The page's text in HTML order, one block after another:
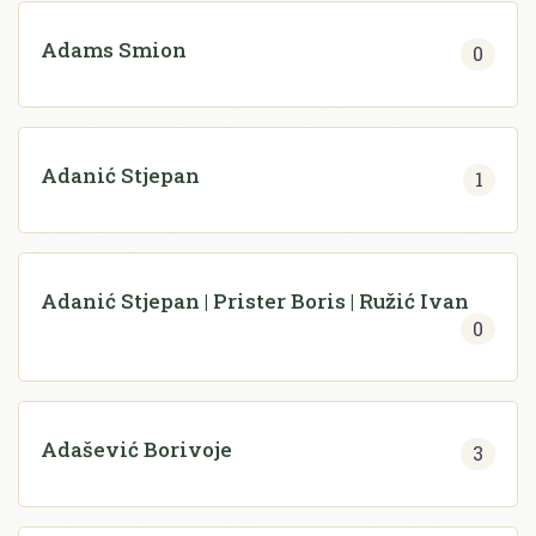
Adams Smion 0
Adanić Stjepan 1
Adanić Stjepan | Prister Boris | Ružić Ivan
0
Adašević Borivoje 3